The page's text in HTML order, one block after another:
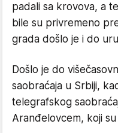
padali sa krovova, a
bile su privremeno
grada došlo je i do
Došlo je do
saobraćaja u Srbiji,
telegrafskog
Aranđelovcem, koji